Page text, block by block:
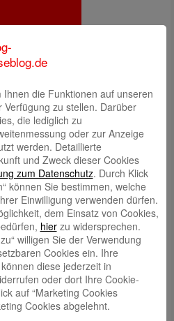
Air-Sommer 2026 startet
zum Wiesenmarkt
in Jahr 2025: Team
der Sparkasse Odenwaldkreis
Service und Erfolgsbilanz
die Funktionen auf unseren
zu stellen. Darüber
die lediglich zu
oder zur Anzeige
werden. Detaillierte
und Zweck dieser Cookies
zum Datenschutz. Durch Klick
können Sie bestimmen, welche
Einwilligung verwenden dürfen.
dem Einsatz von Cookies,
hierzu widersprechen.
willigen Sie der Verwendung
Cookies ein. Ihre
diese jederzeit in
oder dort Ihre Cookie-
auf “Marketing Cookies
Cookies abgelehnt.